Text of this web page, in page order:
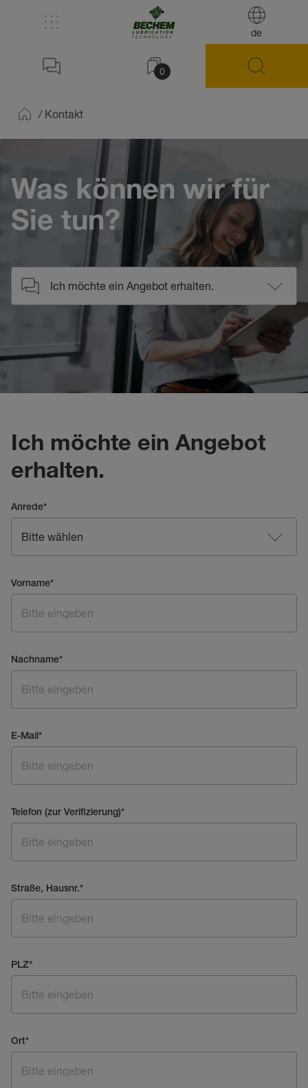
de
0
/ Kontakt
Was können wir für
Sie tun?
Ich möchte ein Angebot
erhalten.
Anrede*
Vorname*
Nachname*
E-Mail*
Telefon (zur Verifizierung)*
Straße, Hausnr.*
PLZ*
Ort*